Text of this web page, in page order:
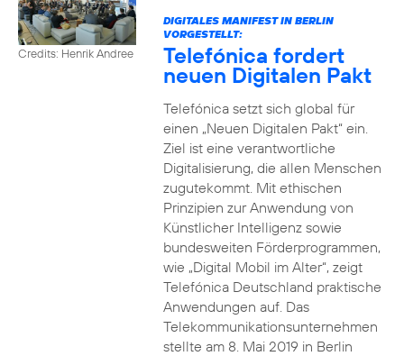
Credits: Henrik Andree
DIGITALES MANIFEST IN BERLIN
VORGESTELLT:
Telefónica fordert
neuen Digitalen Pakt
Telefónica setzt sich global für
einen „Neuen Digitalen Pakt“ ein.
Ziel ist eine verantwortliche
Digitalisierung, die allen Menschen
zugutekommt. Mit ethischen
Prinzipien zur Anwendung von
Künstlicher Intelligenz sowie
bundesweiten Förderprogrammen,
wie „Digital Mobil im Alter“, zeigt
Telefónica Deutschland praktische
Anwendungen auf. Das
Telekommunikationsunternehmen
stellte am 8. Mai 2019 in Berlin